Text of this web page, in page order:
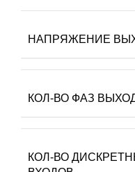
НАПРЯЖЕНИЕ
КОЛ-ВО ФАЗ
КОЛ-ВО